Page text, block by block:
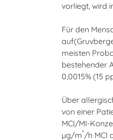
vorliegt, wird
Für den
meisten
bestehender
0,0015% (15
Über
von einer
MCI/MI-
µg/m²/h MCI